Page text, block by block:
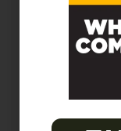
terapia
também
habilidades
psicólogo,
terapeuta
Juntos, eles